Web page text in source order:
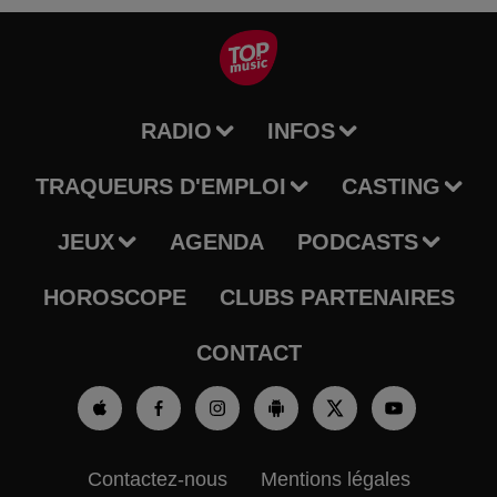
RADIO INFOS
TRAQUEURS D'EMPLOI CASTING
JEUX AGENDA PODCASTS
HOROSCOPE CLUBS PARTENAIRES
CONTACT
Contactez-nous Mentions légales